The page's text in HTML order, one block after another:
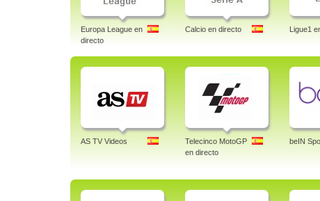
Europa League en
directo
Calcio en directo Ligue1
AS TV Videos
Telecinco MotoGP
en directo
beIN